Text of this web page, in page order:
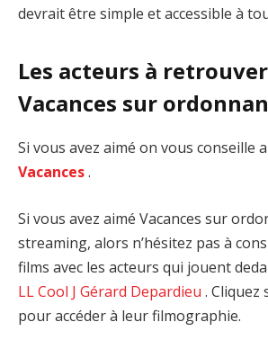
devrait être simple et accessible à
Les acteurs à
Vacances sur
Si vous avez aimé on vous conseille
Vacances.
Si vous avez aimé Vacances sur
streaming, alors n’hésitez pas à
films avec les acteurs qui jouent
LL Cool J Gérard Depardieu . Cliquez
pour accéder à leur filmographie.